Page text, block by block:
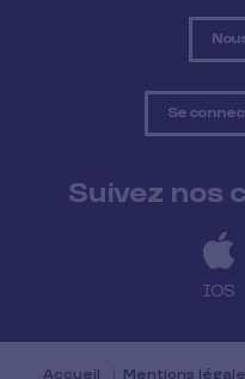
Se
Suivez nos
IOS
Accueil Mentions